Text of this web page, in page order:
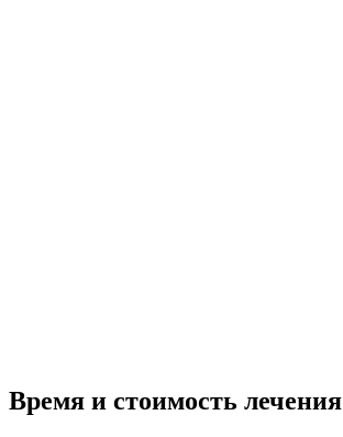
Время и стоимость лечения